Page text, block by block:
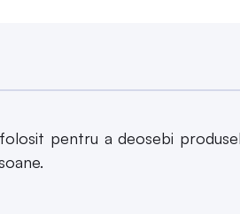
pentru a deosebi